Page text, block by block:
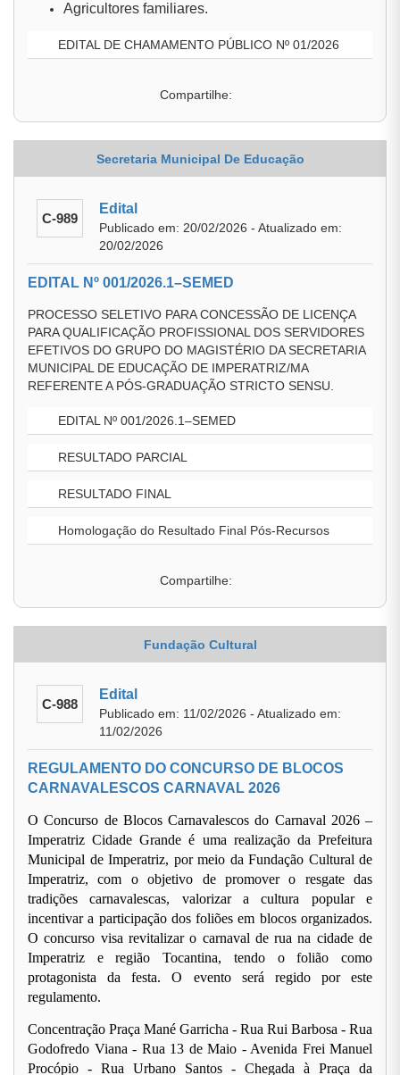
Agricultores familiares.
EDITAL DE CHAMAMENTO PÚBLICO Nº 01/2026
Compartilhe:
Secretaria Municipal De Educação
C-989
Edital
Publicado em: 20/02/2026 - Atualizado em:
20/02/2026
EDITAL Nº 001/2026.1–SEMED
PROCESSO SELETIVO PARA CONCESSÃO DE LICENÇA
PARA QUALIFICAÇÃO PROFISSIONAL DOS SERVIDORES
EFETIVOS DO GRUPO DO MAGISTÉRIO DA SECRETARIA
MUNICIPAL DE EDUCAÇÃO DE IMPERATRIZ/MA
REFERENTE A PÓS-GRADUAÇÃO STRICTO SENSU.
EDITAL Nº 001/2026.1–SEMED
RESULTADO PARCIAL
RESULTADO FINAL
Homologação do Resultado Final Pós-Recursos
Compartilhe:
Fundação Cultural
C-988
Edital
Publicado em: 11/02/2026 - Atualizado em:
11/02/2026
REGULAMENTO DO CONCURSO DE BLOCOS
CARNAVALESCOS CARNAVAL 2026
O Concurso de Blocos Carnavalescos do Carnaval 2026 –
Imperatriz Cidade Grande é uma realização da Prefeitura
Municipal de Imperatriz, por meio da Fundação Cultural de
Imperatriz, com o objetivo de promover o resgate das
tradições carnavalescas, valorizar a cultura popular e
incentivar a participação dos foliões em blocos organizados.
O concurso visa revitalizar o carnaval de rua na cidade de
Imperatriz e região Tocantina, tendo o folião como
protagonista da festa. O evento será regido por este
regulamento.
Concentração Praça Mané Garricha - Rua Rui Barbosa - Rua
Godofredo Viana - Rua 13 de Maio - Avenida Frei Manuel
Procópio - Rua Urbano Santos - Chegada à Praça da